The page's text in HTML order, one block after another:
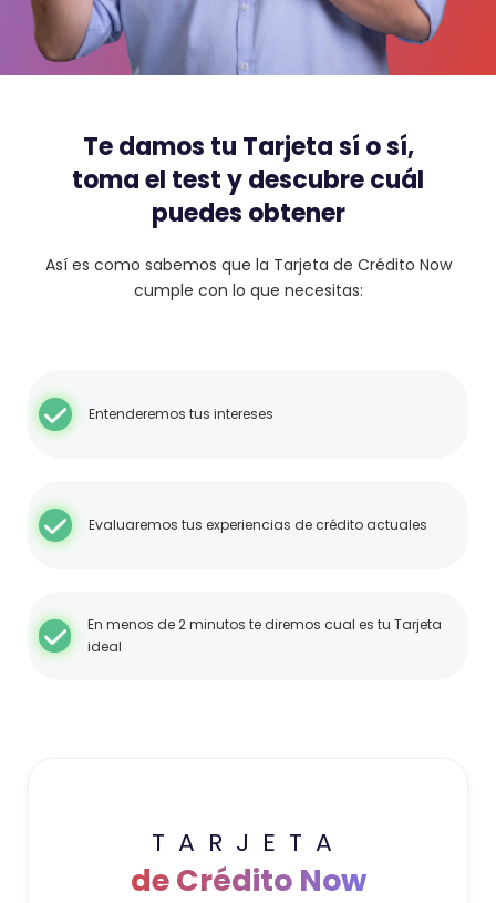
Te damos tu Tarjeta sí o sí,
toma el test y descubre cuál
puedes obtener
Así es como sabemos que la Tarjeta de Crédito Now
cumple con lo que necesitas:
Entenderemos tus intereses
Evaluaremos tus experiencias de crédito actuales
En menos de 2 minutos te diremos cual es tu Tarjeta
ideal
TARJETA
de Crédito Now